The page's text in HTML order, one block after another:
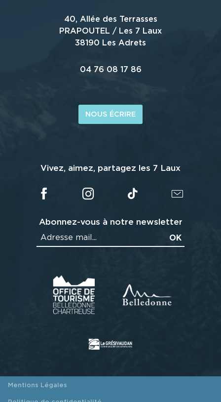
40, Allée des Terrasses
PRAPOUTEL / Les 7 Laux
38190 Les Adrets
04 76 08 17 86
NOUS ÉCRIRE
Vivez, aimez, partagez les 7 Laux
Abonnez-vous à notre newsletter
Mentions Légales